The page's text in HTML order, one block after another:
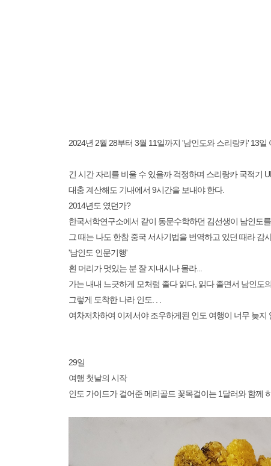
2024년 2월 28부터 3월 11일까지 '남인도와 스리랑카' 13일
긴 시간 자리를 비울 수 있을까 걱정하며 스리랑카 국적기
대충 계산해도 기내에서 9시간을 보내야 한다.
2014년도 였던가?
한국서학연구소에서 같이 동문수학하던 김선생이 남인도
그 때는 나도 한참 중국 서사기법을 번역하고 있던 때라 감
'남인도 인문기행'
흰 머리가 멋있는 분 잘 지내시나 몰라...
가는 내내 느긋하게 모처럼 졸다 읽다, 읽다 졸면서 남인도
그렇게 도착한 나라 인도. . .
여차저차하여 이제서야 조우하게된 인도 여행이 너무 늦
29일
여행 첫날의 시작
인도 가이드가 걸어준 메리골드 꽃목걸이는 1달러와 함께